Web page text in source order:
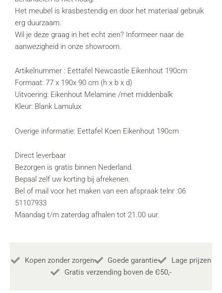
Het meubel is krasbestendig en door het materiaal gebruik
erg duurzaam.
Wil je deze graag in het echt zien? Informeer naar de
aanwezigheid in onze showroom.
Artikelnummer : Eettafel Newcastle Eikenhout 190cm
Formaat: 77 x 190x 90 cm (h x b x d)
Uitvoering: Eikenhout Melamine /met middenbalk
Kleur: Blank Lamulux
Overige informatie: Eettafel Koen Eikenhout 190cm
Direct leverbaar
Bezorgen is gratis binnen Nederland.
Bepaal zelf uw korting bij afrekenen.
Bel of mail voor het maken van een afspraak telnr :06
51107933
Maandag t/m zaterdag afhalen tot 21.00 uur.
Kopen zonder zorgen Goede garantie
Lage prijzen
Gratis verzending boven de Є50,-